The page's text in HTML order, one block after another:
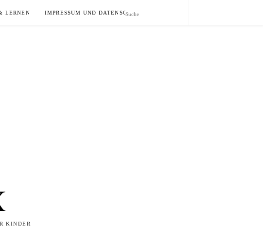
LERNEN IMPRESSUM UND DATENSCHUTZ
KINDER